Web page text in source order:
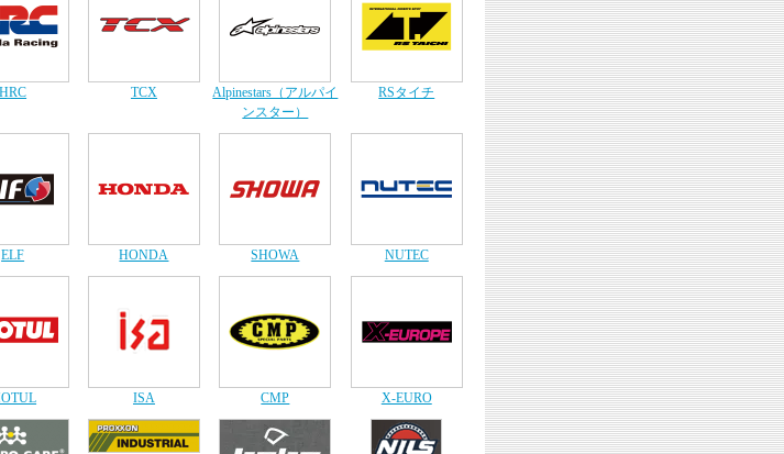
HRC TCX
Alpinestars（アルパイ
ンスター）
RSタイチ
ELF HONDA SHOWA NUTEC
ISA CMP X-EURO